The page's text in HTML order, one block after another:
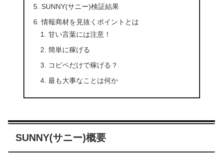
SUNNY(サニー)検証結果
情報商材を見抜くポイントとは
甘い言葉には注意！
簡単に稼げる
コピペだけで稼げる？
最も大事なことは何か
SUNNY(サニー)概要